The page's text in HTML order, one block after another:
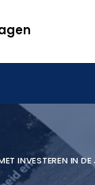
INVESTEREN IN DE